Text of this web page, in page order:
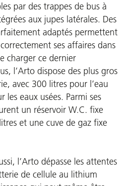
par des trappes de bus à
aux jupes latérales. Des
adaptés permettent
ses affaires dans
charger ce dernier
l’Arto dispose des plus gros
avec 300 litres pour l’eau
eaux usées. Parmi ses
un réservoir W.C. fixe
et une cuve de gaz fixe
l’Arto dépasse les attentes
de cellule au lithium